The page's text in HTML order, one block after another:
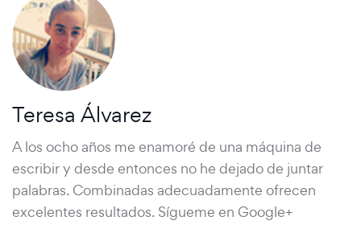
Teresa Álvarez
A los ocho años me enamoré de una máquina de
escribir y desde entonces no he dejado de juntar
palabras. Combinadas adecuadamente ofrecen
excelentes resultados. Sígueme en Google+